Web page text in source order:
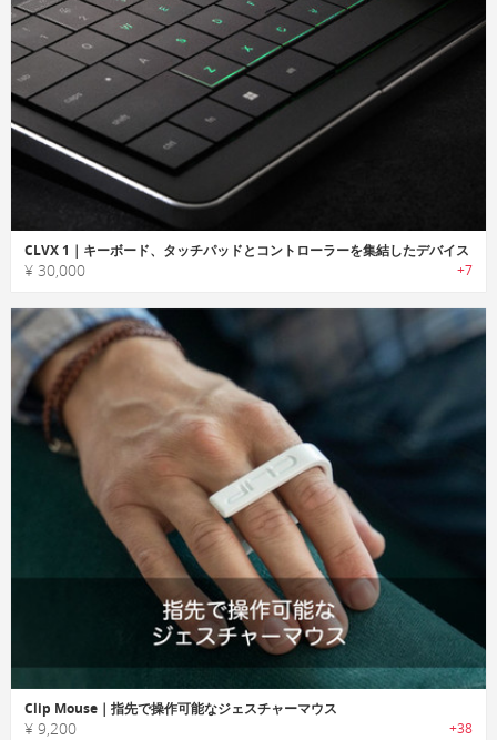
CLVX 1｜キーボード、タッチパッドとコントローラーを集結したデバイス
¥ 30,000 +7
Clip Mouse｜指先で操作可能なジェスチャーマウス
¥ 9,200 +38